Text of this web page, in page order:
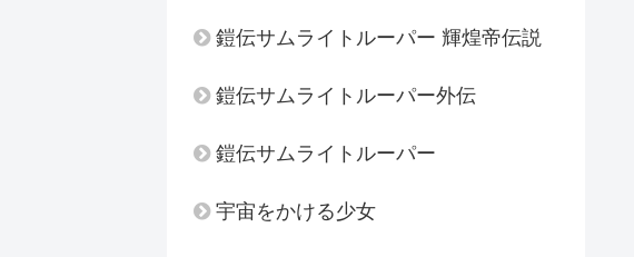
鎧伝サムライトルーパー 輝煌帝伝説
鎧伝サムライトルーパー外伝
鎧伝サムライトルーパー
宇宙をかける少女